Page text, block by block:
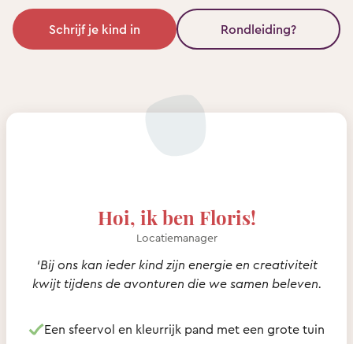
Schrijf je kind in Rondleiding?
Hoi, ik ben Floris!
Locatiemanager
‘Bij ons kan ieder kind zijn energie en creativiteit
kwijt tijdens de avonturen die we samen beleven.
Een sfeervol en kleurrijk pand met een grote tuin